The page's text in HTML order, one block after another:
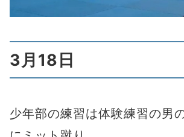
3月18日
少年部の練習は体験練習の男